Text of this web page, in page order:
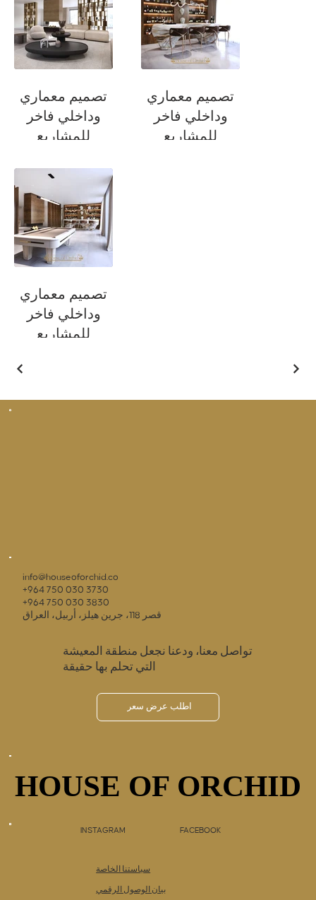
تصميم معماري
وداخلي فاخر
للمشاريع
صالة جلوس
تصميم معماري
وداخلي فاخر
للمشاريع
تصميم معماري
وداخلي فاخر
للمشاريع
info@houseoforchid.co
+964 750 030 3730
+964 750 030 3830
قصر 118، جرين هيلز، أربيل، العراق
تواصل معنا، ودعنا نجعل منطقة المعيشة
التي تحلم بها حقيقة
اطلب عرض سعر
HOUSE OF ORCHID
HOUSE OF ORCHID
INSTAGRAM FACEBOOK
سياستنا الخاصة
بيان الوصول الرقمي